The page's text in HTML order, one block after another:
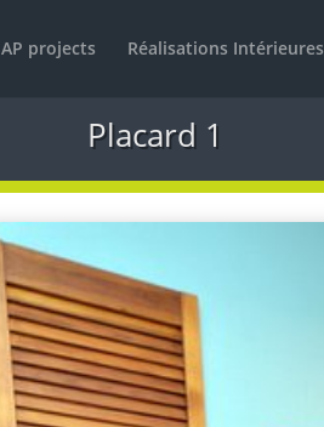
AP projects Réalisations Intérieures
Placard 1